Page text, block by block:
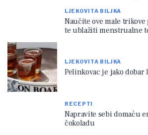
LJEKOVITA BILJKA
Naučite ove male
te ublažiti menstrualne
LJEKOVITA BILJKA
Pelinkovac je jako
RECEPTI
Napravite sebi domaću
čokoladu